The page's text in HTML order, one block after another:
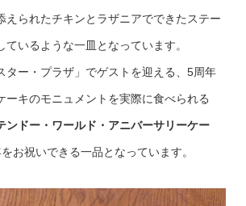
えられたチキンとラザニアでできたステー
ているような一皿となっています。
ター・プラザ」でゲストを迎える、5周年
ーキのモニュメントを実際に食べられる
ンドー・ワールド・アニバーサリーケー
お祝いできる一品となっています。